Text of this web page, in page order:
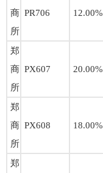
商
所
PR706 12.00%
郑
商
所
PX607 20.00%
郑
商
所
PX608 18.00%
郑